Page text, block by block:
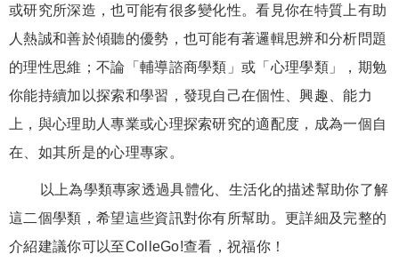
或研究所深造，也可能有很多變化性。看見你在特質上有助
人熱誠和善於傾聽的優勢，也可能有著邏輯思辨和分析問題
的理性思維；不論「輔導諮商學類」或「心理學類」，期勉
你能持續加以探索和學習，發現自己在個性、興趣、能力
上，與心理助人專業或心理探索研究的適配度，成為一個自
在、如其所是的心理專家。
以上為學類專家透過具體化、生活化的描述幫助你了解
這二個學類，希望這些資訊對你有所幫助。更詳細及完整的
介紹建議你可以至ColleGo!查看，祝福你！